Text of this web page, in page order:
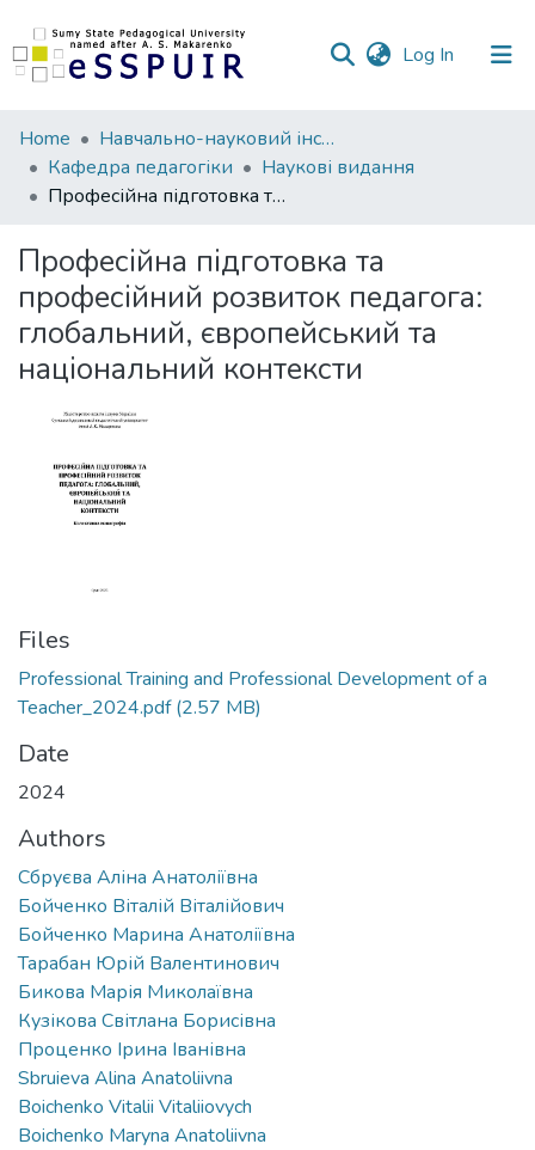
Log In (current)
Communities
&
Collections
Statistics
Home
Навчально-науковий інститут педагогіки і психології
Кафедра педагогіки
Наукові видання
Професійна підготовка та професійний розвиток педагога: глобальний, європейський та національний контексти
Професійна підготовка та
професійний розвиток педагога:
глобальний, європейський та
національний контексти
Files
Professional Training and Professional Development of a
Teacher_2024.pdf(2.57 MB)
Date
2024
Authors
Сбруєва Аліна Анатоліївна
Бойченко Віталій Віталійович
Бойченко Марина Анатоліївна
Тарабан Юрій Валентинович
Бикова Марія Миколаївна
Кузікова Світлана Борисівна
Проценко Ірина Іванівна
Sbruieva Alina Anatoliivna
Boichenko Vitalii Vitaliiovych
Boichenko Maryna Anatoliivna